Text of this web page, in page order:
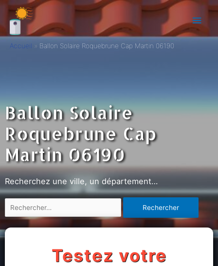
Accueil Ballon Solaire Roquebrune Cap Martin 06190
Ballon Solaire
Roquebrune Cap
Martin 06190
Recherchez une ville, un département…
Testez votre